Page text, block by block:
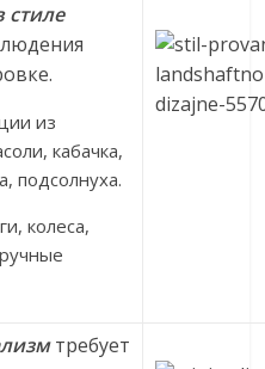
стиле
из
кабачка,
подсолнуха.
колеса,
требует